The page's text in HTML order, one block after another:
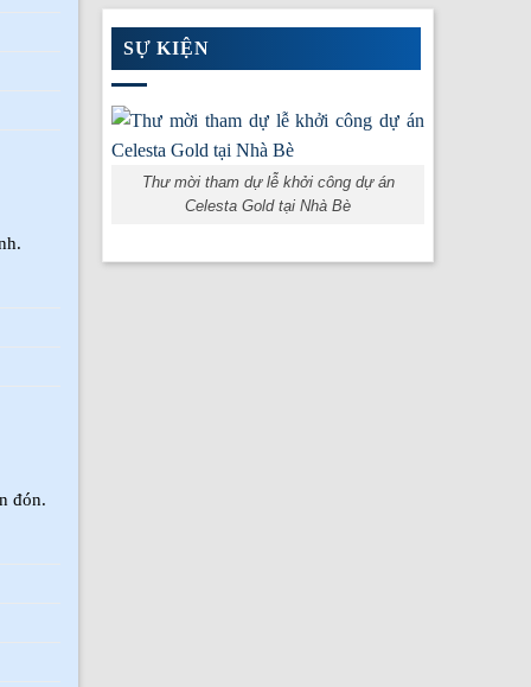
đón.
SỰ KIỆN
Thư mời tham dự lễ khởi công dự án
Celesta Gold tại Nhà Bè